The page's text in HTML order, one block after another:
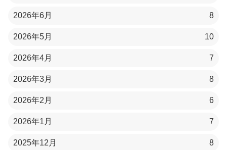
2026年6月 8
2026年5月 10
2026年4月 7
2026年3月 8
2026年2月 6
2026年1月 7
2025年12月 8